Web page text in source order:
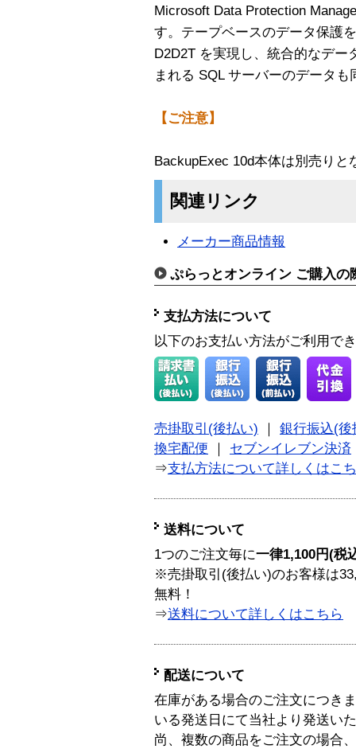
Microsoft Data Protection
す。テープベースのデータ保護
D2D2T を実現し、統合的なデ
まれる SQL サーバーのデータ
【ご注意】
BackupExec 10d本体は別売りと
関連リンク
メーカー商品情報
ぷらっとオンライン ご購入の
支払方法について
以下のお支払い方法がご利用で
売掛取引(後払い)
銀行振込(後
換宅配便
セブンイレブン決済
⇒支払方法について詳しくはこ
送料について
1つのご注文毎に一律1,100円(税
※売掛取引(後払い)のお客様は
無料！
⇒送料について詳しくはこちら
配送について
在庫がある場合のご注文につき
いる発送日にて当社より発送い
尚、複数の商品をご注文の場合